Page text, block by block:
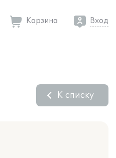
Корзина Вход
К списку